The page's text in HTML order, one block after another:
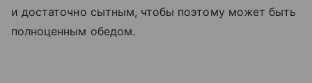
и достаточно сытным, чтобы поэтому может быть
полноценным обедом.